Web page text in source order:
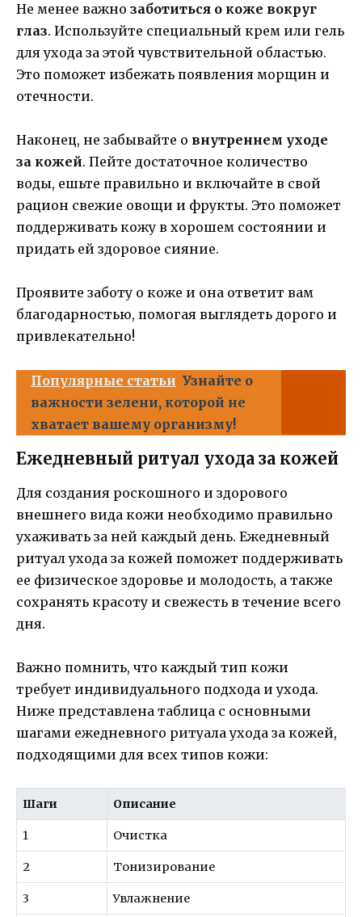
Не менее важно заботиться о коже вокруг
глаз. Используйте специальный крем или гель
для ухода за этой чувствительной областью.
Это поможет избежать появления морщин и
отечности.
Наконец, не забывайте о внутреннем уходе
за кожей. Пейте достаточное количество
воды, ешьте правильно и включайте в свой
рацион свежие овощи и фрукты. Это поможет
поддерживать кожу в хорошем состоянии и
придать ей здоровое сияние.
Проявите заботу о коже и она ответит вам
благодарностью, помогая выглядеть дорого и
привлекательно!
Популярные статьи Узнайте о
важности зелени, которой не
хватает вашему организму!
Ежедневный ритуал ухода за кожей
Для создания роскошного и здорового
внешнего вида кожи необходимо правильно
ухаживать за ней каждый день. Ежедневный
ритуал ухода за кожей поможет поддерживать
ее физическое здоровье и молодость, а также
сохранять красоту и свежесть в течение всего
дня.
Важно помнить, что каждый тип кожи
требует индивидуального подхода и ухода.
Ниже представлена таблица с основными
шагами ежедневного ритуала ухода за кожей,
подходящими для всех типов кожи:
Шаги Описание
1 Очистка
2 Тонизирование
3 Увлажнение